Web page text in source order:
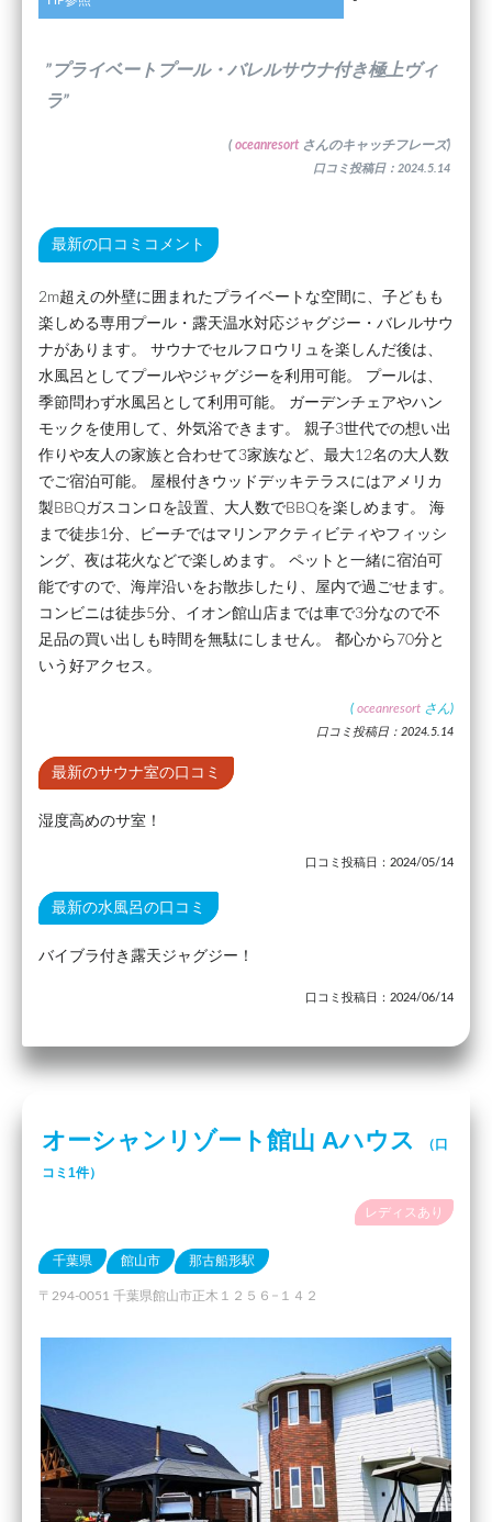
”プライベートプール・バレルサウナ付き極上ヴィ
ラ”
( oceanresort さんのキャッチフレーズ)
口コミ投稿日：2024.5.14
最新の口コミコメント
2m超えの外壁に囲まれたプライベートな空間に、子どもも
楽しめる専用プール・露天温水対応ジャグジー・バレルサウ
ナがあります。 サウナでセルフロウリュを楽しんだ後は、
水風呂としてプールやジャグジーを利用可能。 プールは、
季節問わず水風呂として利用可能。 ガーデンチェアやハン
モックを使用して、外気浴できます。 親子3世代での想い出
作りや友人の家族と合わせて3家族など、最大12名の大人数
でご宿泊可能。 屋根付きウッドデッキテラスにはアメリカ
製BBQガスコンロを設置、大人数でBBQを楽しめます。 海
まで徒歩1分、ビーチではマリンアクティビティやフィッシ
ング、夜は花火などで楽しめます。 ペットと一緒に宿泊可
能ですので、海岸沿いをお散歩したり、屋内で過ごせます。
コンビニは徒歩5分、イオン館山店までは車で3分なので不
足品の買い出しも時間を無駄にしません。 都心から70分と
いう好アクセス。
( oceanresort さん)
口コミ投稿日：2024.5.14
最新のサウナ室の口コミ
湿度高めのサ室！
口コミ投稿日：2024/05/14
最新の水風呂の口コミ
バイブラ付き露天ジャグジー！
口コミ投稿日：2024/06/14
オーシャンリゾート館山 Aハウス
（口
コミ1件）
レディスあり
千葉県 館山市 那古船形駅
〒294-0051 千葉県館山市正木１２５６−１４２